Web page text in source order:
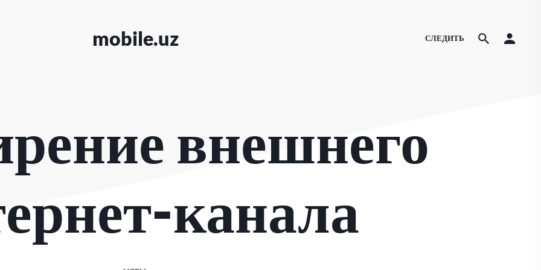
mobile.uz СЛЕДИТЬ
внешнего
канала